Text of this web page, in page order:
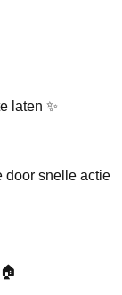
laten ✨
door snelle actie